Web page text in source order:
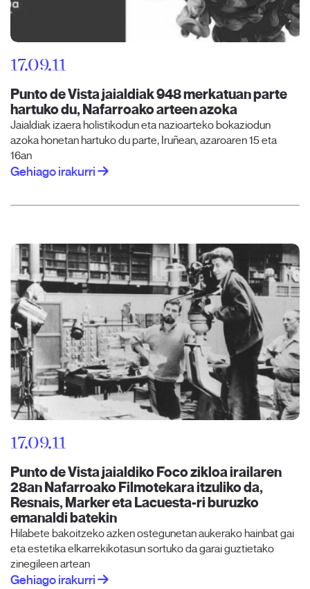
17.09.11
Punto de Vista jaialdiak 948 merkatuan parte
hartuko du, Nafarroako arteen azoka
Jaialdiak izaera holistikodun eta nazioarteko bokaziodun
azoka honetan hartuko du parte, Iruñean, azaroaren 15 eta
16an
Gehiago irakurri
17.09.11
Punto de Vista jaialdiko Foco zikloa irailaren
28an Nafarroako Filmotekara itzuliko da,
Resnais, Marker eta Lacuesta-ri buruzko
emanaldi batekin
Hilabete bakoitzeko azken ostegunetan aukerako hainbat gai
eta estetika elkarrekikotasun sortuko da garai guztietako
zinegileen artean
Gehiago irakurri